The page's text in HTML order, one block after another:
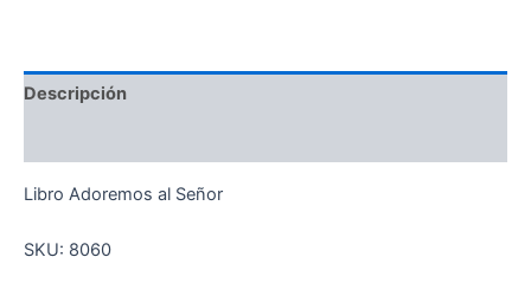
Descripción
Libro Adoremos al Señor
SKU: 8060